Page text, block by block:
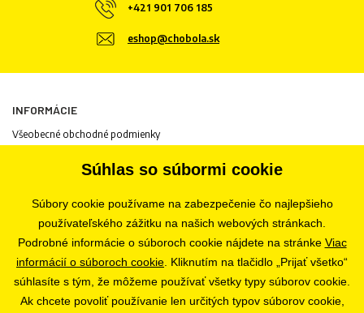
+421 901 706 185
eshop@chobola.sk
INFORMÁCIE
Všeobecné obchodné podmienky
Informácie o cookies
Odstúpenie od zmluvy
Ochrana osobných údajov
Nastavenia súborov cookie
PREDAJŇA
Súhlas so súbormi cookie
Súbory cookie používame na zabezpečenie čo najlepšieho
používateľského zážitku na našich webových stránkach.
Podrobné informácie o súboroch cookie nájdete na stránke Viac
informácií o súboroch cookie . Kliknutím na tlačidlo „Prijať všetko“
súhlasíte s tým, že môžeme používať všetky typy súborov cookie.
Ak chcete povoliť používanie len určitých typov súborov cookie,